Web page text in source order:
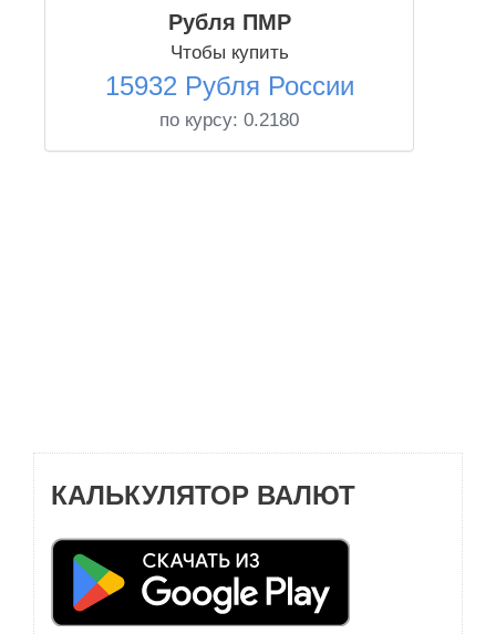
Рубля ПМР
Чтобы купить
15932 Рубля России
по курсу: 0.2180
КАЛЬКУЛЯТОР ВАЛЮТ